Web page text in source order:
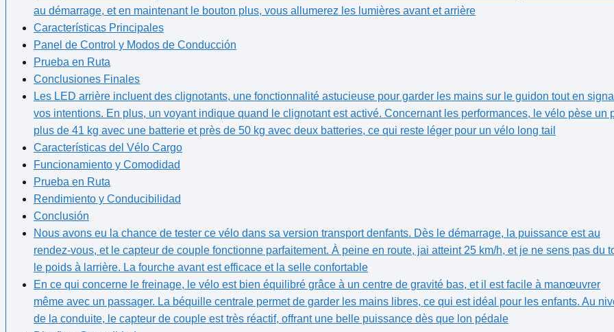
au démarrage, et en maintenant le bouton plus, vous allumerez les lumières⁢ avant et arrière
Características Principales
Panel de Control y Modos de Conducción
Prueba en Ruta
Conclusiones Finales
Les LED arrière incluent des clignotants, une fonctionnalité astucieuse pour garder les⁣ mains sur le guidon tout en
vos intentions. En plus,‍ un voyant indique ⁣quand le clignotant est activé. Concernant les ⁤performances, le vélo pèse un
plus de 41 kg avec une batterie et près de 50 ‍kg avec deux batteries, ce qui reste léger pour un vélo long tail
Características del Vélo Cargo
Funcionamiento y Comodidad
Prueba en Ruta
Rendimiento y Conducibilidad
Conclusión
Nous avons eu la chance de tester ce vélo dans⁢ sa⁤ version transport denfants. Dès le démarrage, la puissance est au
rendez-vous, et le capteur ⁣de couple fonctionne parfaitement. ​À ​peine en route, jai atteint 25 km/h, et je ne sens pas du
le poids à ‌larrière. La fourche avant est efficace et la selle confortable
En ce qui concerne le freinage, le vélo est bien équilibré grâce à un centre ‍de gravité bas, et il est facile​ à manœuvrer
même avec un passager. La béquille centrale permet de garder les mains libres, ce qui est idéal pour les⁢ enfants. Au
de la conduite, le capteur de couple est très réactif, offrant une belle ‌puissance dès que lon pédale